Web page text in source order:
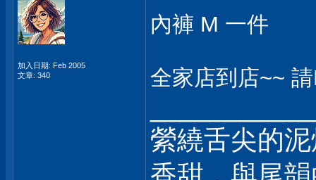
加入日期: Feb 2005
文章: 340
內褲 M 一件
全家店到店~~
縈繞舌尖的